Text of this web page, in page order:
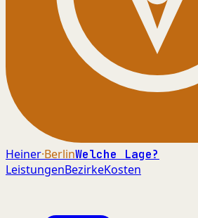
Heiner·BerlinWelche Lage?
LeistungenBezirkeKosten